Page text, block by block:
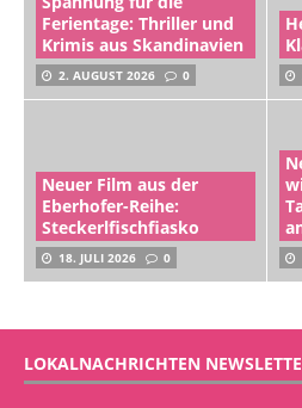
Ferientage: Thriller und
Krimis aus Skandinavien
2. AUGUST 2026 0
Neuer Film aus der
Eberhofer-Reihe:
Steckerlfischfiasko
18. JULI 2026 0
LOKALNACHRICHTEN